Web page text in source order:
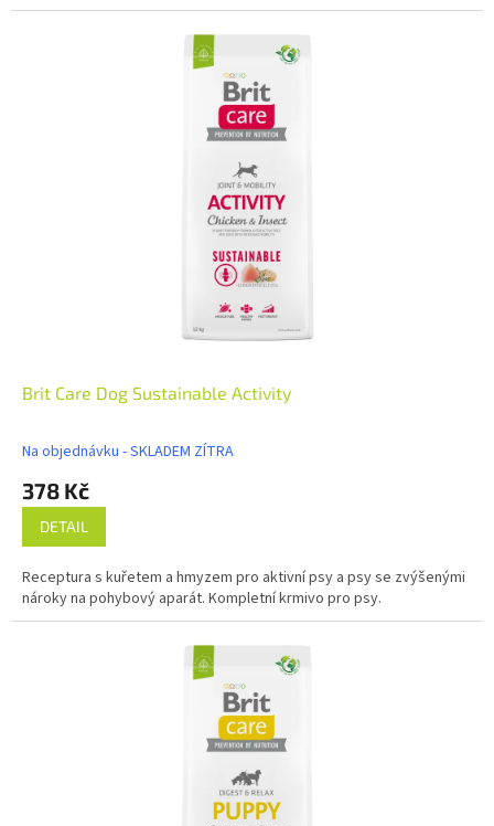
Brit Care Dog Sustainable Activity
Na objednávku - SKLADEM ZÍTRA
378 Kč
DETAIL
Receptura s kuřetem a hmyzem pro aktivní psy a psy se zvýšenými
nároky na pohybový aparát. Kompletní krmivo pro psy.